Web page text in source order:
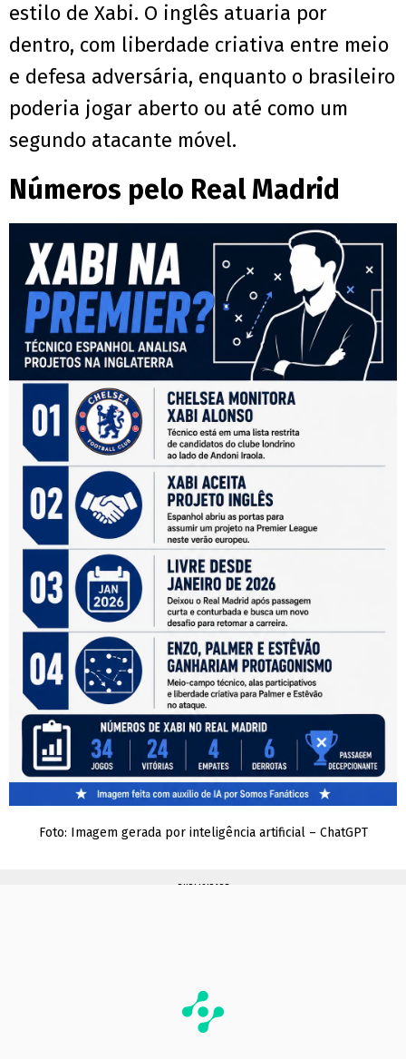
estilo de Xabi. O inglês atuaria por
dentro, com liberdade criativa entre meio
e defesa adversária, enquanto o brasileiro
poderia jogar aberto ou até como um
segundo atacante móvel.
Números pelo Real Madrid
Foto: Imagem gerada por inteligência artificial – ChatGPT
PUBLICIDADE